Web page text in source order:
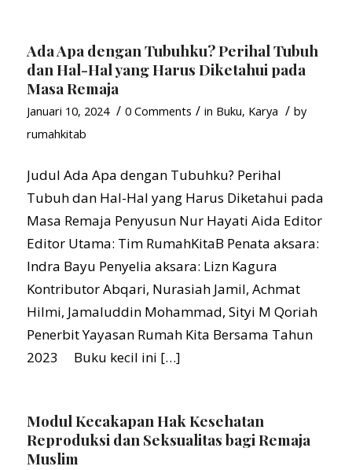
Ada Apa dengan Tubuhku? Perihal Tubuh
dan Hal-Hal yang Harus Diketahui pada
Masa Remaja
Januari 10, 2024 / 0 Comments / in Buku, Karya / by
rumahkitab
Judul Ada Apa dengan Tubuhku? Perihal
Tubuh dan Hal-Hal yang Harus Diketahui pada
Masa Remaja Penyusun Nur Hayati Aida Editor
Editor Utama: Tim RumahKitaB Penata aksara:
Indra Bayu Penyelia aksara: Lizn Kagura
Kontributor Abqari, Nurasiah Jamil, Achmat
Hilmi, Jamaluddin Mohammad, Sityi M Qoriah
Penerbit Yayasan Rumah Kita Bersama Tahun
2023 Buku kecil ini […]
Modul Kecakapan Hak Kesehatan
Reproduksi dan Seksualitas bagi Remaja
Muslim